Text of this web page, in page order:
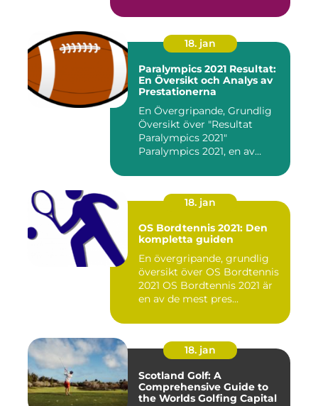
18. jan
Paralympics 2021 Resultat:
En Översikt och Analys av
Prestationerna
En Övergripande, Grundlig
Översikt över "Resultat
Paralympics 2021"
Paralympics 2021, en av
18. jan
OS Bordtennis 2021: Den
kompletta guiden
En övergripande, grundlig
översikt över OS Bordtennis
2021 OS Bordtennis 2021 är
en av de mest pres...
18. jan
Scotland Golf: A
Comprehensive Guide to
the Worlds Golfing Capital